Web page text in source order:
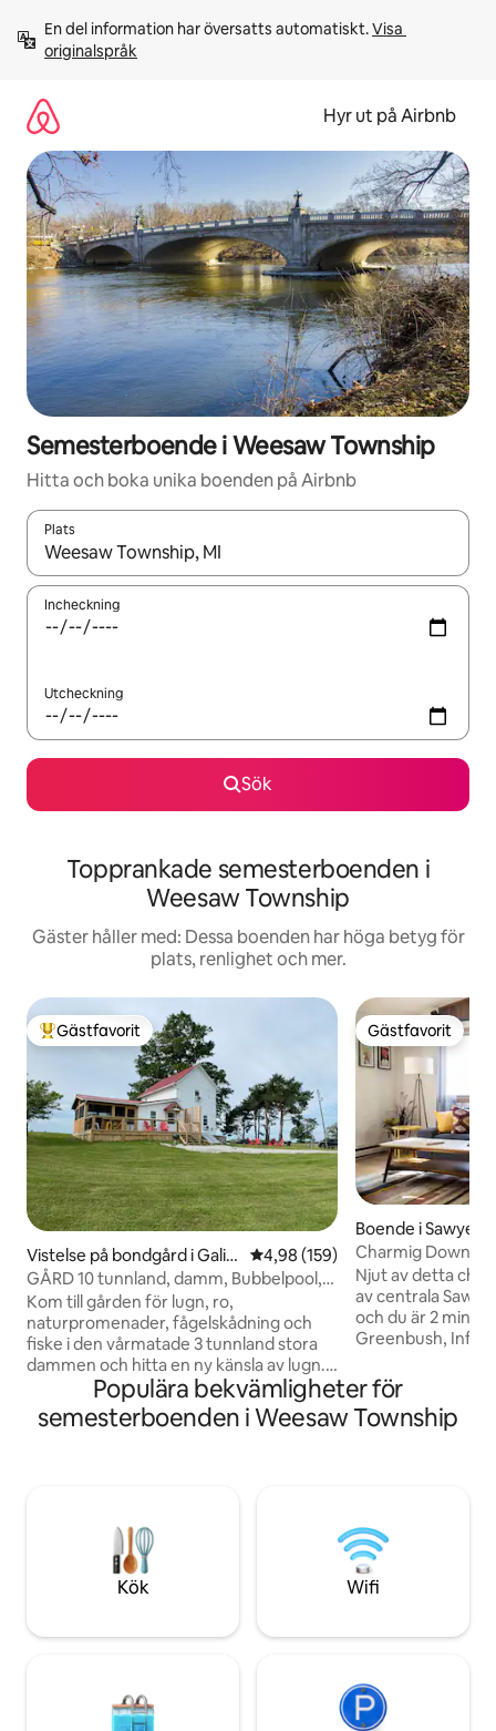
innehåll
En del information har översatts automatiskt. Visa
originalspråk
Hyr ut på Airbnb
Semesterboende i Weesaw Township
Hitta och boka unika boenden på Airbnb
Plats
När resultaten är tillgängliga kan du navigera med upp- och
Incheckning
Utcheckning
Sök
Topprankade semesterboenden i
Weesaw Township
Gäster håller med: Dessa boenden har höga betyg för
plats, renlighet och mer.
Populär gästfavorit
Gästfavorit
Vistelse på bondgård i Galie
n
4,98 av 5 i genomsnittligt
4,98 (159)
GÅRD 10 tunnland, damm, Bubbelpool,
king size-säng 30 min ND
Kom till gården för lugn, ro,
naturpromenader, fågelskådning och
fiske i den vårmatade 3 tunnland stora
dammen och hitta en ny känsla av lugn.
Allt du behöver är att göra upp eld och
sedan luta dig tillbaka och koppla av.
Vinter eller sommar erbjuder gården 10
parker finns i närheten. Avsluta dagen
med en avkopplande, stjärnskådande
bubbelpool med utsikt över dammen.
Njut! 10 min öster om Three Oaks.
Gästfavorit
Gästfavorit
Boende i Sawyer
Charmig
till sanddynerna
Njut av detta
av centrala
och du är 2
Greenbush,
Dunes eller
under 10
att ha nära till allt
redo att gå på
kök och badrum
Populära bekvämligheter för
semesterboenden i Weesaw Township
Kök Wifi